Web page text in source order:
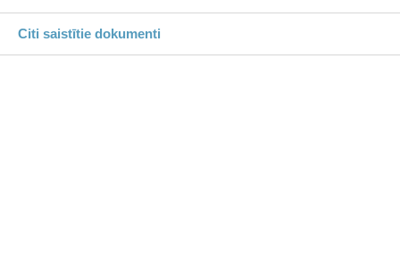
Citi saistītie dokumenti